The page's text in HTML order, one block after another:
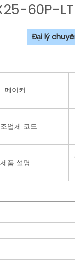
60P-
Đại lý
메이커
업체 코드
제품 설명